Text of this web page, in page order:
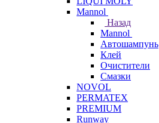
Mannol
Назад
Mannol
Автошампунь
Клей
Очистители
Смазки
NOVOL
PERMATEX
PREMIUM
Runway